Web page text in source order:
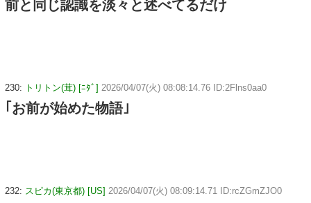
前と同じ認識を淡々と述べてるだけ
230: トリトン(茸) [ﾆﾀﾞ] 2026/04/07(火) 08:08:14.76 ID:2Flns0aa0
｢お前が始めた物語｣
232: スピカ(東京都) [US] 2026/04/07(火) 08:09:14.71 ID:rcZGmZJO0